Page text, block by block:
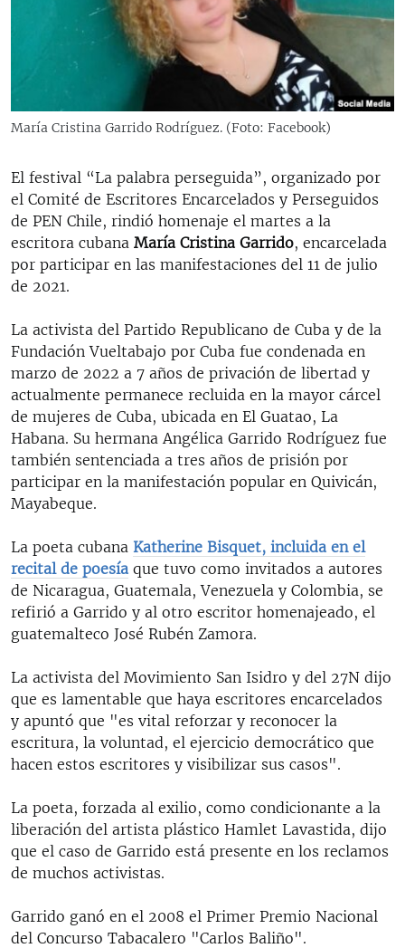
RADIO MARTÍ
LA REALIDAD DE LA VIVIENDA EN CUBA
KENTU-CUBANO
LOS SANTOS DE HIALEAH
DESINFORMACIÓN RUSA EN AMÉRICA LATINA
LA INVASIÓN DE RUSIA A UCRANIA
EDITORIALES
María Cristina Garrido Rodríguez. (Foto: Facebook)
El festival “La palabra perseguida”, organizado por
el Comité de Escritores Encarcelados y Perseguidos
de PEN Chile, rindió homenaje el martes a la
escritora cubana María Cristina Garrido, encarcelada
por participar en las manifestaciones del 11 de julio
de 2021.
La activista del Partido Republicano de Cuba y de la
Fundación Vueltabajo por Cuba fue condenada en
marzo de 2022 a 7 años de privación de libertad y
actualmente permanece recluida en la mayor cárcel
de mujeres de Cuba, ubicada en El Guatao, La
Habana. Su hermana Angélica Garrido Rodríguez fue
también sentenciada a tres años de prisión por
participar en la manifestación popular en Quivicán,
Mayabeque.
La poeta cubana Katherine Bisquet, incluida en el
recital de poesía que tuvo como invitados a autores
de Nicaragua, Guatemala, Venezuela y Colombia, se
refirió a Garrido y al otro escritor homenajeado, el
guatemalteco José Rubén Zamora.
La activista del Movimiento San Isidro y del 27N dijo
que es lamentable que haya escritores encarcelados
y apuntó que "es vital reforzar y reconocer la
escritura, la voluntad, el ejercicio democrático que
hacen estos escritores y visibilizar sus casos".
La poeta, forzada al exilio, como condicionante a la
liberación del artista plástico Hamlet Lavastida, dijo
que el caso de Garrido está presente en los reclamos
de muchos activistas.
Garrido ganó en el 2008 el Primer Premio Nacional
del Concurso Tabacalero "Carlos Baliño".